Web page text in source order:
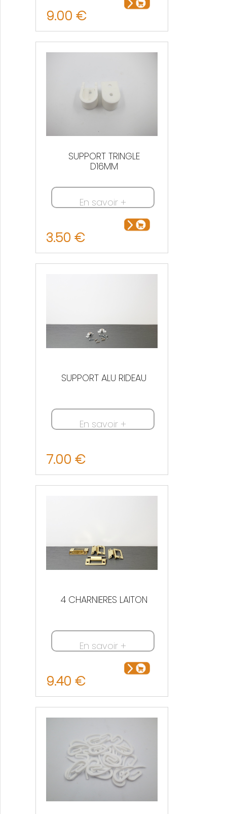
9.00 €
SUPPORT TRINGLE
D16MM
En savoir +
3.50 €
SUPPORT ALU RIDEAU
En savoir +
7.00 €
Nous contacter
4 CHARNIERES LAITON
En savoir +
9.40 €